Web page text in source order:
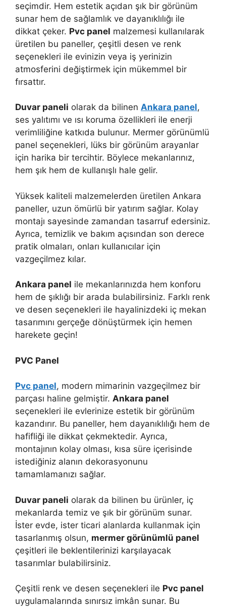
seçimdir. Hem estetik açıdan şık bir görünüm
sunar hem de sağlamlık ve dayanıklılığı ile
dikkat çeker. Pvc panel malzemesi kullanılarak
üretilen bu paneller, çeşitli desen ve renk
seçenekleri ile evinizin veya iş yerinizin
atmosferini değiştirmek için mükemmel bir
fırsattır.
Duvar paneli olarak da bilinen Ankara panel,
ses yalıtımı ve ısı koruma özellikleri ile enerji
verimliliğine katkıda bulunur. Mermer görünümlü
panel seçenekleri, lüks bir görünüm arayanlar
için harika bir tercihtir. Böylece mekanlarınız,
hem şık hem de kullanışlı hale gelir.
Yüksek kaliteli malzemelerden üretilen Ankara
paneller, uzun ömürlü bir yatırım sağlar. Kolay
montajı sayesinde zamandan tasarruf edersiniz.
Ayrıca, temizlik ve bakım açısından son derece
pratik olmaları, onları kullanıcılar için
vazgeçilmez kılar.
Ankara panel ile mekanlarınızda hem konforu
hem de şıklığı bir arada bulabilirsiniz. Farklı renk
ve desen seçenekleri ile hayalinizdeki iç mekan
tasarımını gerçeğe dönüştürmek için hemen
harekete geçin!
PVC Panel
Pvc panel, modern mimarinin vazgeçilmez bir
parçası haline gelmiştir. Ankara panel
seçenekleri ile evlerinize estetik bir görünüm
kazandırır. Bu paneller, hem dayanıklılığı hem de
hafifliği ile dikkat çekmektedir. Ayrıca,
montajının kolay olması, kısa süre içerisinde
istediğiniz alanın dekorasyonunu
tamamlamanızı sağlar.
Duvar paneli olarak da bilinen bu ürünler, iç
mekanlarda temiz ve şık bir görünüm sunar.
İster evde, ister ticari alanlarda kullanmak için
tasarlanmış olsun, mermer görünümlü panel
çeşitleri ile beklentilerinizi karşılayacak
tasarımlar bulabilirsiniz.
Çeşitli renk ve desen seçenekleri ile Pvc panel
uygulamalarında sınırsız imkân sunar. Bu